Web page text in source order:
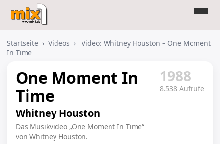
Startseite › Videos ›
Video: Whitney Houston – One Moment
In Time
One Moment In
Time
Whitney Houston
Das Musikvideo „One Moment In Time“
von Whitney Houston.
1988
8.538 Aufrufe